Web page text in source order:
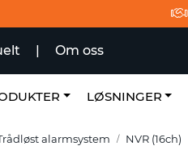
| Om oss
LØSNINGER
alarmsystem NVR (16ch)